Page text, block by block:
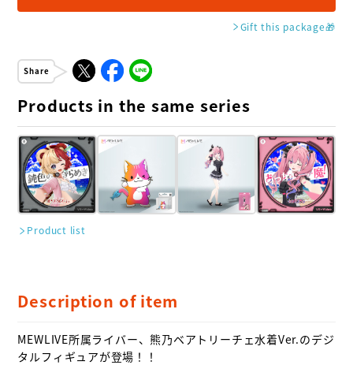
Gift this package🎁
Share
Products in the same series
Product list
Description of item
MEWLIVE所属ライバー、熊乃ベアトリーチェ水着Ver.のデジ
タルフィギュアが登場！！